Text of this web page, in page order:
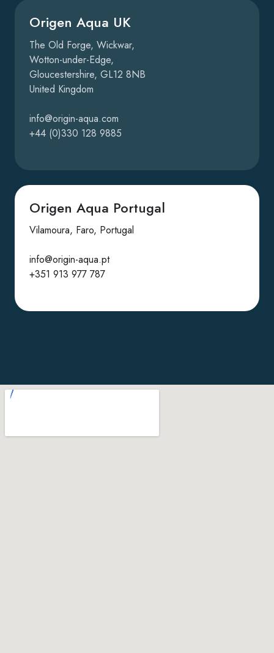
Origen Aqua UK
The Old Forge, Wickwar,
Wotton-under-Edge,
Gloucestershire, GL12 8NB
United Kingdom
info@origin-aqua.com
+44 (0)330 128 9885
Origen Aqua Portugal
Vilamoura, Faro, Portugal
info@origin-aqua.pt
+351 913 977 787